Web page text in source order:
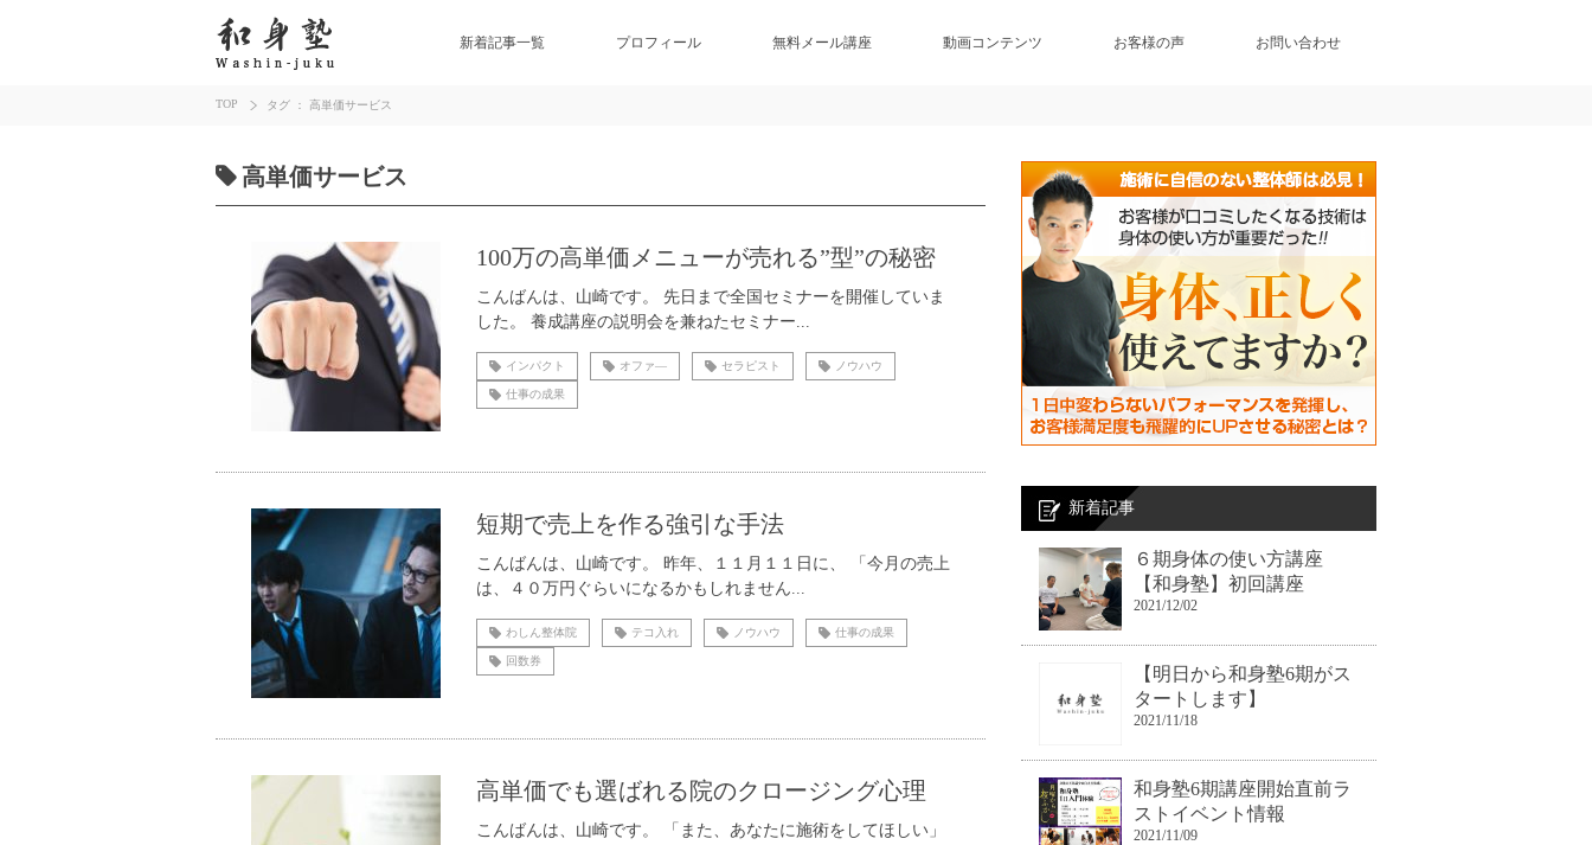
新着記事一覧 プロフィール 無料メール講座 動画コンテンツ お客様の声 お問い合わせ
TOP タグ ： 高単価サービス
高単価サービス
100万の高単価メニューが売れる”型”の秘密
こんばんは、山崎です。 先日まで全国セミナーを開催していま
した。 養成講座の説明会を兼ねたセミナー...
インパクト オファ― セラピスト ノウハウ
仕事の成果
短期で売上を作る強引な手法
こんばんは、山崎です。 昨年、１１月１１日に、 「今月の売上
は、４０万円ぐらいになるかもしれません...
わしん整体院 テコ入れ ノウハウ 仕事の成果
回数券
高単価でも選ばれる院のクロージング心理
こんばんは、山崎です。 「また、あなたに施術をしてほしい」
新着記事
６期身体の使い方講座
【和身塾】初回講座
2021/12/02
【明日から和身塾6期がス
タートします】
2021/11/18
和身塾6期講座開始直前ラ
ストイベント情報
2021/11/09